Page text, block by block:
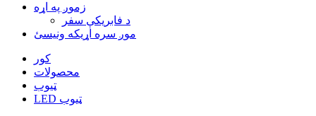
زموږ په اړه
د فابریکې سفر
موږ سره اړیکه ونیسئ
کور
محصولات
ټیوب
LED ټیوب